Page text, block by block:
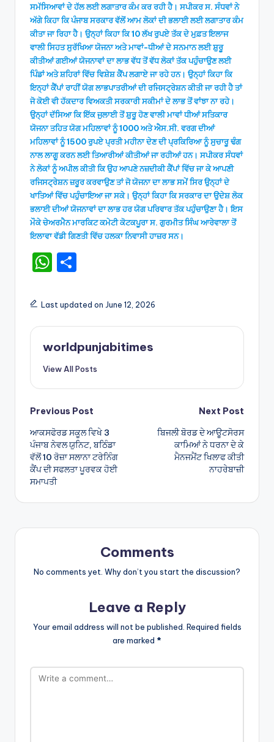
ਸਮੱਸਿਆਵਾਂ ਦੇ ਹੱਲ ਲਈ ਲਗਾਤਾਰ ਕੰਮ ਕਰ ਰਹੀ ਹੈ। ਸਪੀਕਰ ਸ. ਸੰਧਵਾਂ ਨੇ
ਅੱਗੇ ਕਿਹਾ ਕਿ ਪੰਜਾਬ ਸਰਕਾਰ ਵੱਲੋਂ ਆਮ ਲੋਕਾਂ ਦੀ ਭਲਾਈ ਲਈ ਲਗਾਤਾਰ ਕੰਮ
ਕੀਤਾ ਜਾ ਰਿਹਾ ਹੈ। ਉਨ੍ਹਾਂ ਕਿਹਾ ਕਿ 10 ਲੱਖ ਰੁਪਏ ਤੱਕ ਦੇ ਮੁਫ਼ਤ ਇਲਾਜ
ਵਾਲੀ ਸਿਹਤ ਸੁਰੱਖਿਆ ਯੋਜਨਾ ਅਤੇ ਮਾਵਾਂ-ਧੀਆਂ ਦੇ ਸਨਮਾਨ ਲਈ ਸ਼ੁਰੂ
ਕੀਤੀਆਂ ਗਈਆਂ ਯੋਜਨਾਵਾਂ ਦਾ ਲਾਭ ਵੱਧ ਤੋਂ ਵੱਧ ਲੋਕਾਂ ਤੱਕ ਪਹੁੰਚਾਉਣ ਲਈ
ਪਿੰਡਾਂ ਅਤੇ ਸ਼ਹਿਰਾਂ ਵਿੱਚ ਵਿਸ਼ੇਸ਼ ਕੈਂਪ ਲਗਾਏ ਜਾ ਰਹੇ ਹਨ। ਉਨ੍ਹਾਂ ਕਿਹਾ ਕਿ
ਇਨ੍ਹਾਂ ਕੈਂਪਾਂ ਰਾਹੀਂ ਯੋਗ ਲਾਭਪਾਤਰੀਆਂ ਦੀ ਰਜਿਸਟ੍ਰੇਸ਼ਨ ਕੀਤੀ ਜਾ ਰਹੀ ਹੈ ਤਾਂ
ਜੋ ਕੋਈ ਵੀ ਹੱਕਦਾਰ ਵਿਅਕਤੀ ਸਰਕਾਰੀ ਸਕੀਮਾਂ ਦੇ ਲਾਭ ਤੋਂ ਵਾਂਝਾ ਨਾ ਰਹੇ।
ਉਨ੍ਹਾਂ ਦੱਸਿਆ ਕਿ ਇੱਕ ਜੁਲਾਈ ਤੋਂ ਸ਼ੁਰੂ ਹੋਣ ਵਾਲੀ ਮਾਵਾਂ ਧੀਆਂ ਸਤਿਕਾਰ
ਯੋਜਨਾ ਤਹਿਤ ਯੋਗ ਮਹਿਲਾਵਾਂ ਨੂੰ 1000 ਅਤੇ ਐਸ.ਸੀ. ਵਰਗ ਦੀਆਂ
ਮਹਿਲਾਵਾਂ ਨੂੰ 1500 ਰੁਪਏ ਪ੍ਰਤੀ ਮਹੀਨਾ ਦੇਣ ਦੀ ਪ੍ਰਕਿਰਿਆ ਨੂੰ ਸੁਚਾਰੂ ਢੰਗ
ਨਾਲ ਲਾਗੂ ਕਰਨ ਲਈ ਤਿਆਰੀਆਂ ਕੀਤੀਆਂ ਜਾ ਰਹੀਆਂ ਹਨ। ਸਪੀਕਰ ਸੰਧਵਾਂ
ਨੇ ਲੋਕਾਂ ਨੂੰ ਅਪੀਲ ਕੀਤੀ ਕਿ ਉਹ ਆਪਣੇ ਨਜ਼ਦੀਕੀ ਕੈਂਪਾਂ ਵਿੱਚ ਜਾ ਕੇ ਆਪਣੀ
ਰਜਿਸਟ੍ਰੇਸ਼ਨ ਜ਼ਰੂਰ ਕਰਵਾਉਣ ਤਾਂ ਜੋ ਯੋਜਨਾ ਦਾ ਲਾਭ ਸਮੇਂ ਸਿਰ ਉਨ੍ਹਾਂ ਦੇ
ਖਾਤਿਆਂ ਵਿੱਚ ਪਹੁੰਚਾਇਆ ਜਾ ਸਕੇ। ਉਨ੍ਹਾਂ ਕਿਹਾ ਕਿ ਸਰਕਾਰ ਦਾ ਉਦੇਸ਼ ਲੋਕ
ਭਲਾਈ ਦੀਆਂ ਯੋਜਨਾਵਾਂ ਦਾ ਲਾਭ ਹਰ ਯੋਗ ਪਰਿਵਾਰ ਤੱਕ ਪਹੁੰਚਾਉਣਾ ਹੈ। ਇਸ
ਮੌਕੇ ਚੇਅਰਮੈਨ ਮਾਰਕਿਟ ਕਮੇਟੀ ਕੋਟਕਪੂਰਾ ਸ. ਗੁਰਮੀਤ ਸਿੰਘ ਆਰੇਵਾਲਾ ਤੋਂ
ਇਲਾਵਾ ਵੱਡੀ ਗਿਣਤੀ ਵਿੱਚ ਹਲਕਾ ਨਿਵਾਸੀ ਹਾਜ਼ਰ ਸਨ।
W
a
ts
A
p
ar
e
Last updated on June 12, 2026
worldpunjabitimes
View All Posts
Post
navigation
Previous Post
ਆਕਸਫੋਰਡ ਸਕੂਲ ਵਿਖੇ 3
ਪੰਜਾਬ ਨੇਵਲ ਯੁਨਿਟ, ਬਠਿੰਡਾ
ਵੱਲੋਂ 10 ਰੋਜ਼ਾ ਸਲਾਨਾ ਟਰੇਨਿੰਗ
ਕੈਂਪ ਦੀ ਸਫਲਤਾ ਪੂਰਵਕ ਹੋਈ
ਸਮਾਪਤੀ
Next Post
ਬਿਜਲੀ ਬੋਰਡ ਦੇ ਆਊਟਸੋਰਸ
ਕਾਮਿਆਂ ਨੇ ਧਰਨਾ ਦੇ ਕੇ
ਮੈਨਜਮੈਂਟ ਖਿਲਾਫ ਕੀਤੀ
ਨਾਹਰੇਬਾਜ਼ੀ
Comments
No comments yet. Why don’t you start the discussion?
Leave a Reply
Your email address will not be published. Required fields
are marked *